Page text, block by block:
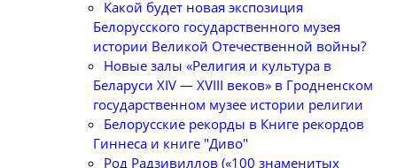
Какой будет новая экспозиция
Белорусского государственного музея
истории Великой Отечественной войны?
Новые залы «Религия и культура в
Беларуси XIV — XVIII веков» в Гродненском
государственном музее истории религии
Белорусские рекорды в Книге рекордов
Гиннеса и книге "Диво"
Род Радзивиллов («100 знаменитых